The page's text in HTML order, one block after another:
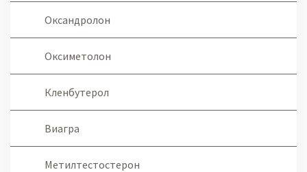
Оксандролон
Оксиметолон
Кленбутерол
Виагра
Метилтестостерон